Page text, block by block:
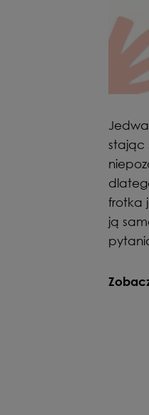
stając
frotka
ją